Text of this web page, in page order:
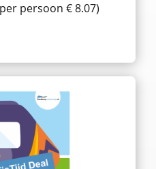
persoon € 8.07)